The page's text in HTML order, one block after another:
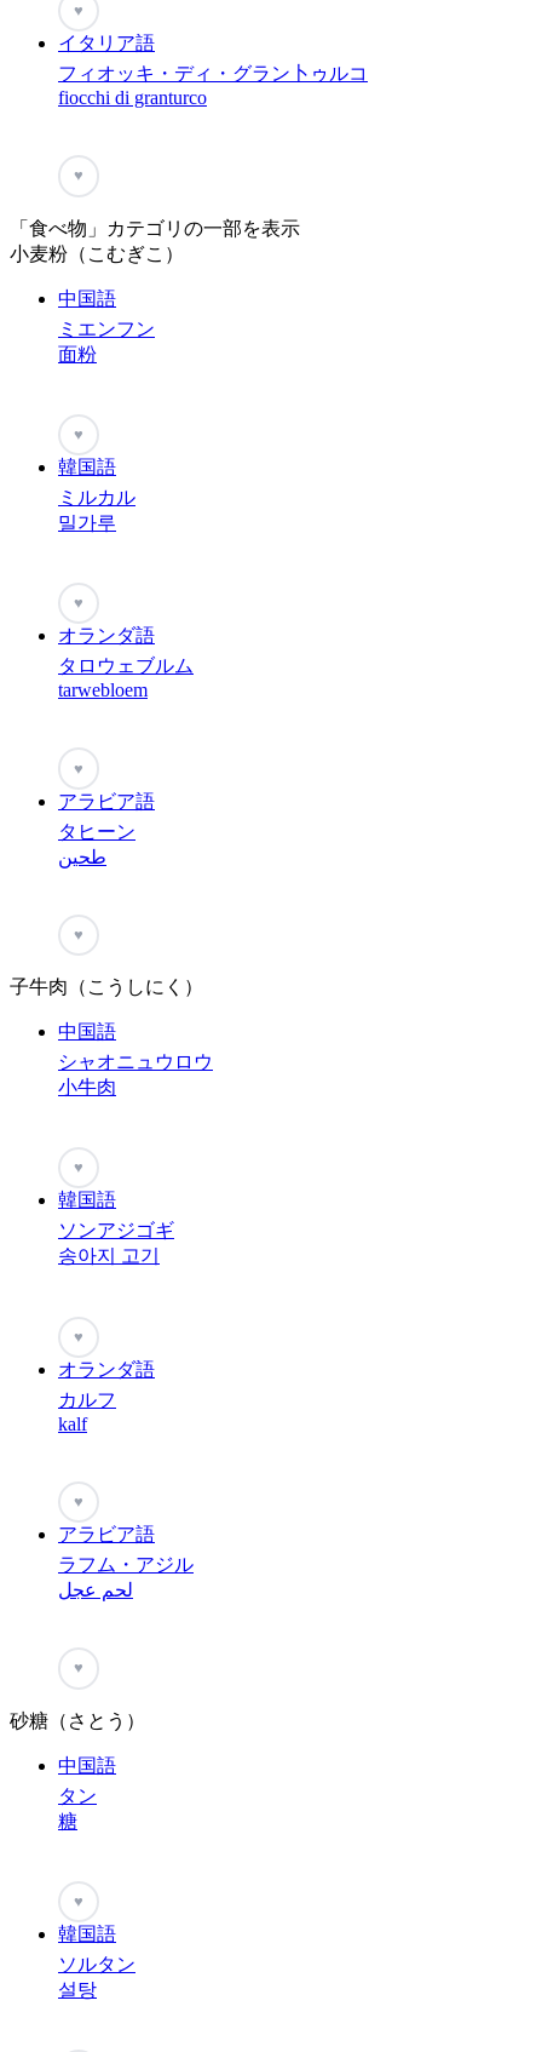
♥
イタリア語
フィオッキ・ディ・グラン卜ゥルコ
fiocchi di granturco
♥
「食べ物」カテゴリの一部を表示
小麦粉（こむぎこ）
中国語
ミエンフン
面粉
♥
韓国語
ミルカル
밀가루
♥
オランダ語
タロウェブルム
tarwebloem
♥
アラビア語
タヒーン
طحين
♥
子牛肉（こうしにく）
中国語
シャオニュウロウ
小牛肉
♥
韓国語
ソンアジゴギ
송아지 고기
♥
オランダ語
カルフ
kalf
♥
アラビア語
ラフム・アジル
لحم عجل
♥
砂糖（さとう）
中国語
タン
糖
♥
韓国語
ソルタン
설탕